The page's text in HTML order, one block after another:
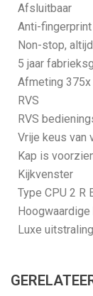
Afsluitbaar
Anti-
Non-stop,
5 jaar
Afmeting
RVS
RVS
Vrije keus van
Kap is
Kijkvenster
Type CPU 2 R
Luxe uitstraling